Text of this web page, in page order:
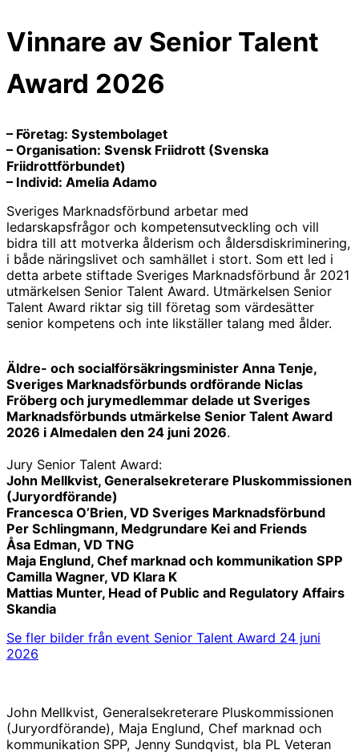
Vinnare av Senior Talent
Award 2026
– Företag: Systembolaget
– Organisation: Svensk Friidrott (Svenska
Friidrottförbundet)
– Individ: Amelia Adamo
Sveriges Marknadsförbund arbetar med
ledarskapsfrågor och kompetensutveckling och vill
bidra till att motverka ålderism och åldersdiskriminering,
i både näringslivet och samhället i stort. Som ett led i
detta arbete stiftade Sveriges Marknadsförbund år 2021
utmärkelsen Senior Talent Award. Utmärkelsen Senior
Talent Award riktar sig till företag som värdesätter
senior kompetens och inte likställer talang med ålder.
Äldre- och socialförsäkringsminister Anna Tenje,
Sveriges Marknadsförbunds ordförande Niclas
Fröberg och jurymedlemmar delade ut Sveriges
Marknadsförbunds utmärkelse Senior Talent Award
2026 i Almedalen den 24 juni 2026.
Jury Senior Talent Award:
John Mellkvist, Generalsekreterare Pluskommissionen
(Juryordförande)
Francesca O’Brien, VD Sveriges Marknadsförbund
Per Schlingmann, Medgrundare Kei and Friends
Åsa Edman, VD TNG
Maja Englund, Chef marknad och kommunikation SPP
Camilla Wagner, VD Klara K
Mattias Munter, Head of Public and Regulatory Affairs
Skandia
Se fler bilder från event Senior Talent Award 24 juni
2026
John Mellkvist, Generalsekreterare Pluskommissionen
(Juryordförande), Maja Englund, Chef marknad och
kommunikation SPP, Jenny Sundqvist, bla PL Veteran